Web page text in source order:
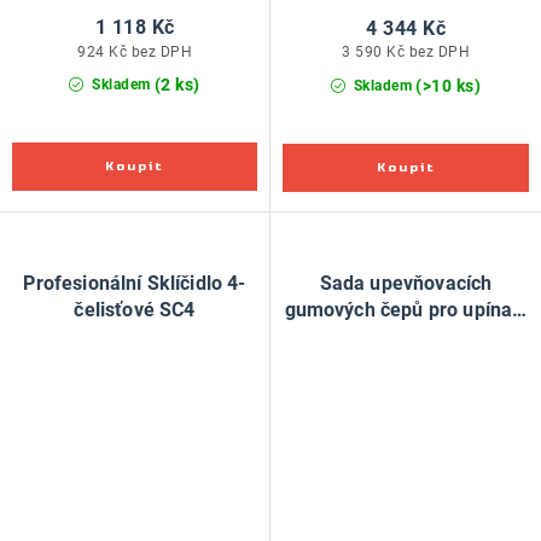
Skladem (2 ks)
924 Kč bez DPH
1 118 Kč
Skladem (>10 ks)
3 590 Kč bez DPH
4 344 Kč
Profesionální Sklíčidlo 4-
čelisťové SC4
Sada upevňovacích
gumových čepů pro upínací